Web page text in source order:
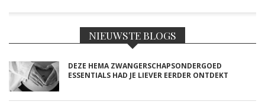
NIEUWSTE BLOGS
DEZE HEMA ZWANGERSCHAPSONDERGOED
ESSENTIALS HAD JE LIEVER EERDER ONTDEKT